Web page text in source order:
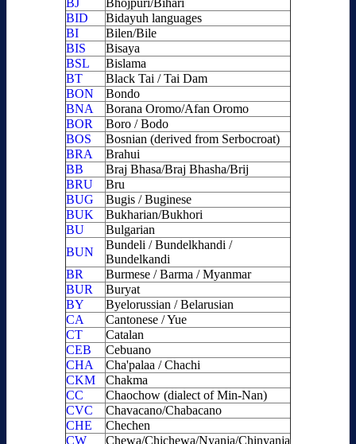
BJ
Bhojpuri/Bihari
BID
Bidayuh languages
BI
Bilen/Bile
BIS
Bisaya
BSL
Bislama
BT
Black Tai / Tai Dam
BON
Bondo
BNA
Borana Oromo/Afan Oromo
BOR
Boro / Bodo
BOS
Bosnian (derived from Serbocroat)
BRA
Brahui
BB
Braj Bhasa/Braj Bhasha/Brij
BRU
Bru
BUG
Bugis / Buginese
BUK
Bukharian/Bukhori
BU
Bulgarian
BUN
Bundeli / Bundelkhandi /
Bundelkandi
BR
Burmese / Barma / Myanmar
BUR
Buryat
BY
Byelorussian / Belarusian
CA
Cantonese / Yue
CT
Catalan
CEB
Cebuano
CHA
Cha'palaa / Chachi
CKM
Chakma
CC
Chaochow (dialect of Min-Nan)
CVC
Chavacano/Chabacano
CHE
Chechen
CW
Chewa/Chichewa/Nyanja/Chinyanja